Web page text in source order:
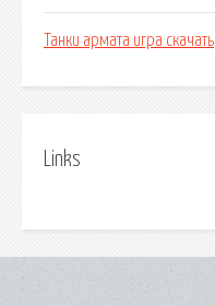
Танки армата игра скачать
Links